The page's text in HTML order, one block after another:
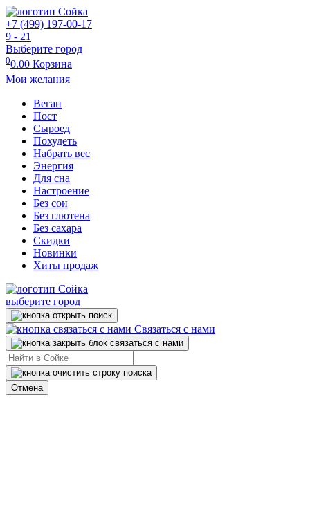
+7 (499) 197-00-17
9 - 21
Выберите город
00.00 Корзина
Мои желания
Веган
Пост
Сыроед
Похудеть
Набрать вес
Энергия
Для сна
Настроение
Без сои
Без глютена
Без сахара
Скидки
Новинки
Хиты продаж
выберите город
Связаться с нами
Отмена